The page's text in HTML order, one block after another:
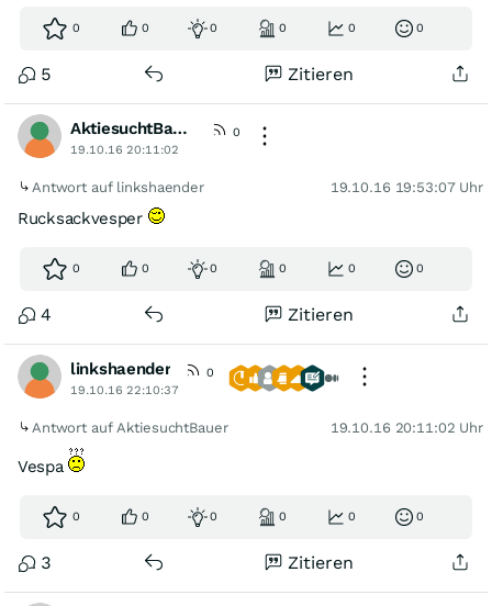
0 0 0 0 0 0
5 Zitieren
AktiesuchtBauer
0
19.10.16 20:11:02
Antwort auf linkshaender 19.10.16 19:53:07 Uhr
Rucksackvesper
0 0 0 0 0 0
4 Zitieren
linkshaender
0
19.10.16 22:10:37
Antwort auf AktiesuchtBauer 19.10.16 20:11:02 Uhr
Vespa
0 0 0 0 0 0
3 Zitieren